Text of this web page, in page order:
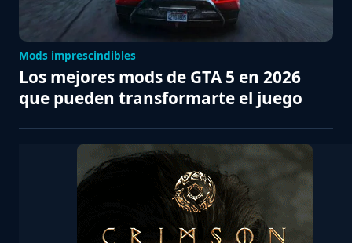
Mods imprescindibles
Los mejores mods de GTA 5 en 2026
que pueden transformarte el juego